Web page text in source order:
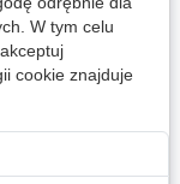
W tym celu
cookie znajduje